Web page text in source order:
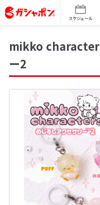
スケジュール
mikko
ー2